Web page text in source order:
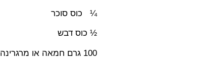
¼ כוס סוכר
½ כוס דבש
100 גרם חמאה או מרגרינה